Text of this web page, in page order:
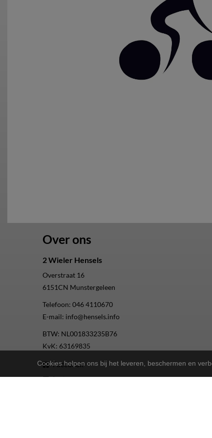
Over ons
2 Wieler Hensels
Overstraat 16
6151CN Munstergeleen
Telefoon: 046 4110670
E-mail: info@hensels.info
BTW: NL001833235B76
KvK: 63169835
Facebook
Instagram
Cookies helpen ons bij het leveren, beschermen en